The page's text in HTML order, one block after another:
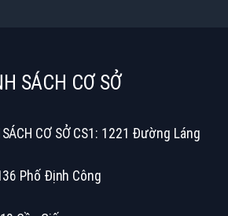
SÁCH CƠ SỞ
SÁCH CƠ SỞ CS1: 1221 Đường Láng
Phố Định Công